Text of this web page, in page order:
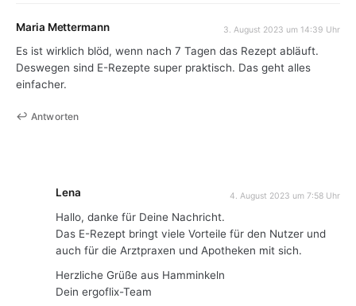
Maria Mettermann 3. August 2023 um 14:39 Uhr
Es ist wirklich blöd, wenn nach 7 Tagen das Rezept abläuft.
Deswegen sind E-Rezepte super praktisch. Das geht alles
einfacher.
Antworten
Lena 4. August 2023 um 7:58 Uhr
Hallo, danke für Deine Nachricht.
Das E-Rezept bringt viele Vorteile für den Nutzer und
auch für die Arztpraxen und Apotheken mit sich.
Herzliche Grüße aus Hamminkeln
Dein ergoflix-Team